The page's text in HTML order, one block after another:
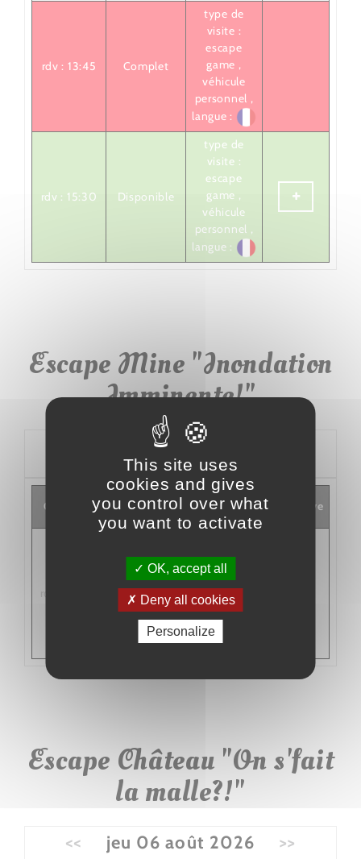
rdv : 13:45 Complet
type de
visite :
escape
game ,
véhicule
personnel ,
langue :
rdv : 15:30 Disponible
type de
visite :
escape
game ,
véhicule
personnel ,
langue :
Escape Mine "Inondation
Imminente!"
jeu 06 août 2026
Créneaux
Places
restantes
Langue du
jeu
Je réserve
Disponible
visite :
escape game
,
véhicule
personnel ,
langue :
Escape Château "On s'fait
la malle?!"
<< jeu 06 août 2026 >>
This site uses
cookies and gives
you control over what
you want to activate
OK, accept all
Deny all cookies
Personalize